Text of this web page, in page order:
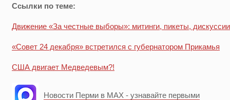
Ссылки по теме:
Движение «За честные выборы»: митинги, пикеты, дискуссии
«Совет 24 декабря» встретился с губернатором Прикамья
США двигает Медведевым?!
Новости Перми в MAX - узнавайте первыми